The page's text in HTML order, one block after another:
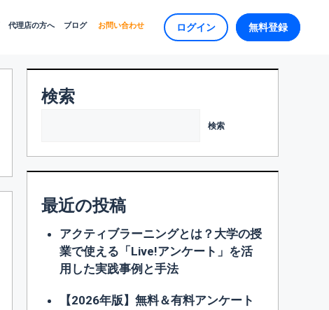
代理店の方へ ブログ お問い合わせ ログイン 無料登録
検索
検索
最近の投稿
アクティブラーニングとは？大学の授
業で使える「Live!アンケート」を活
用した実践事例と手法
【2026年版】無料＆有料アンケート